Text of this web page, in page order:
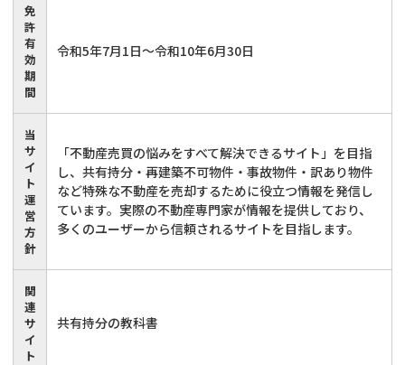
免
許
有
効
期
間
令和5年7月1日～令和10年6月30日
当
サ
イ
ト
運
営
方
針
「不動産売買の悩みをすべて解決できるサイト」を目指
し、共有持分・再建築不可物件・事故物件・訳あり物件
など特殊な不動産を売却するために役立つ情報を発信し
ています。実際の不動産専門家が情報を提供しており、
多くのユーザーから信頼されるサイトを目指します。
関
連
サ
イ
ト
共有持分の教科書